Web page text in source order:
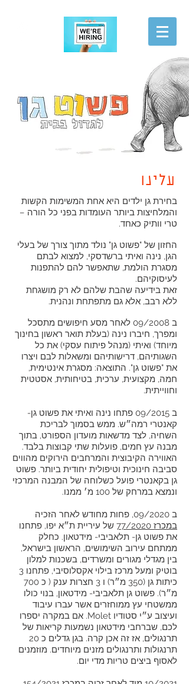
הגשת מועמדות
עלינו
בחירת גן ילדים היא אחת המשימות הקשות
והמלחיצות ביותר העומדות בפני כל הורה –
טרי וותיק כאחד.
החזון של "פשוט גן" נולד מתוך צורך של בעלי
הגן, נינה ואיתי ברשדסקי, למצוא לבתם
מסגרת הולמת, שתאפשר להם להתפנות
לעיסוקיהם.
זאת בידיעה שהבת שלהם לא רק מושגחת
ללא רבב, אלא גם מתפתחת ונהנית.
ב 09/2008 לאחר מסע חיפושים מתסכל
ומפרך, חיברו נינה (בעלת תואר ראשון בחינוך
מיוחד) ואיתי (מנהל פיתוח עסקי) את כל
השגותיהם, דרישותיהם ומשאלות לבם ויצרו
את "פשוט גן". התוצאה: מסגרת אינטימית,
חמה, מקצועית, ערכית, בטיחותית, אסטטית
וחווייתית.
ב 09/2015 פתחו נינה ואיתי את פשוט גן-
קאנטרי רמה״ש. ממש בסמוך לבריכת
השחיה, לצד מדשאות מועדון הספורט, בתוך
מבנה עץ חמים, פועלות שתי קבוצות בלבד.
האווירה הקיבוצית והמרחבים הירוקים מהווים
סביבה חינוכית וטיפולית יחודית ביותר. פשוט
גן בקאנטרי פועל כשלוחה של המבנה המרכזי
ונמצא במרחק של 100 מ׳ ממנו.
ב 09/2020, פחות מחודש לאחר הזכיה
במכרז 77/2020
של עיריית ת״א יפו, פתחנו
את פשוט גן- תלאביבי- מידטאון. כחלק
ממתחם עירוב השימושים, הראשון בישראל,
בין מגדלי מגורים ומשרדים, בשכנות למלון
בוטיק ומעל מרכז בילוי אקסלוסיבי, פתחנו 3
כיתות גן (350 מ״ר) ו 3 חצרות ענק ( כ 700
מ״ר). פשוט גן תלאביבי- מידטאון, בנוי כולו
ממשטחי עץ ממוחזרים אשר עברו עיבוד
ועיצוב ע״י סטודיו Molet. אם במקרה יספרו
לכם, שברחבי מידטאון נשמעות קריאות של
תרנגולים, אז זה אכן קרה. בגן גדלים כ 20
תרנגולות ותרנגולים מזנים מיוחדים. מוזמנים
לאסוף ביצים טריות מדי יום.